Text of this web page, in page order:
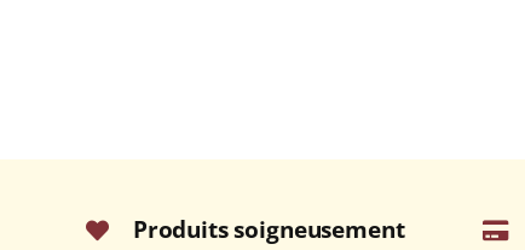
Produits soigneusement